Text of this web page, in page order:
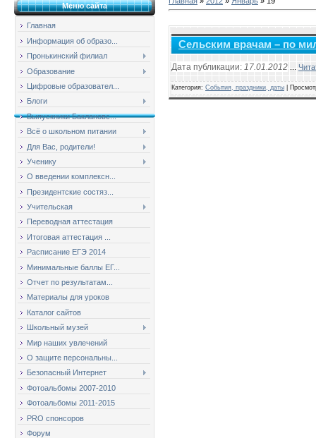
Меню сайта
Главная
Информация об образо...
Пронькинский филиал
Образование
Цифровые образовател...
Блоги
Выпускники Баклановс...
Всё о школьном питании
Для Вас, родители!
Ученику
О введении комплексн...
Президентские состяз...
Учительская
Переводная аттестация
Итоговая аттестация ...
Расписание ЕГЭ 2014
Минимальные баллы ЕГ...
Отчет по результатам...
Материалы для уроков
Каталог сайтов
Школьный музей
Мир наших увлечений
О защите персональны...
Безопасный Интернет
Фотоальбомы 2007-2010
Фотоальбомы 2011-2015
PRO спонсоров
Форум
Сельским врачам – по
Дата публикации: 17.01.2012
Категория: События, праздники, даты |